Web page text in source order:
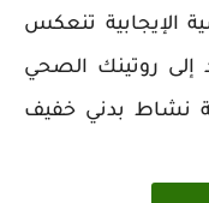
الإيجابية تنعكس
روتينك الصحي
نشاط بدني خفيف